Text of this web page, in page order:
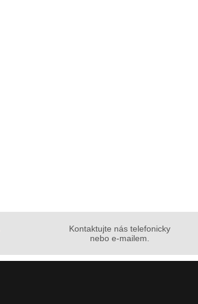
Kontaktujte nás telefonicky
nebo e-mailem.